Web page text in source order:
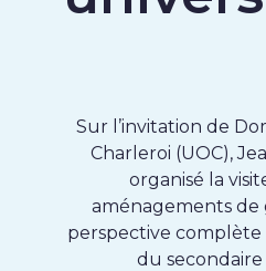
Sur l’invitation de
Charleroi (UOC),
organisé la
aménagements
perspective complète
du secondaire